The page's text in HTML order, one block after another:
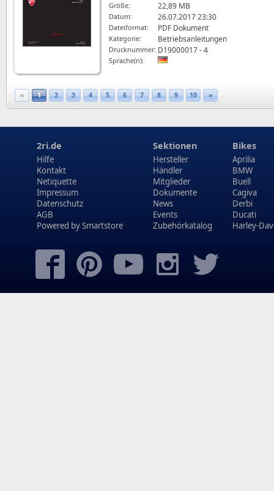
Größe: 22,89 MB
Datum: 26.07.2017 23:30
Dateiformat: PDF Dokument
Kategorie: Betriebsanleitungen
Drucknummer: D19000017 - 4
Sprache(n):
« 1 2 3 4 5 6 7 8 9 10 »
2ri.de
Hilfe
Kontakt
Netiquette
Impressum
Datenschutz
AGB
Powered bySmartstore
Sektionen
Hersteller
Händler
Mitglieder
Dokumente
News
Events
Zubehörkatalog
Bikes
Aprilia
BMW
Buell
Cagiva
Derbi
Ducati
Harley-